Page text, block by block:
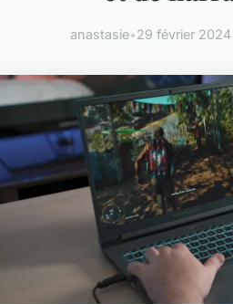
anastasie•29 février 2024